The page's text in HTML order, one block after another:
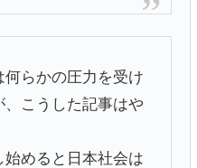
らかの圧力を受け
こうした記事はや
めると日本社会は